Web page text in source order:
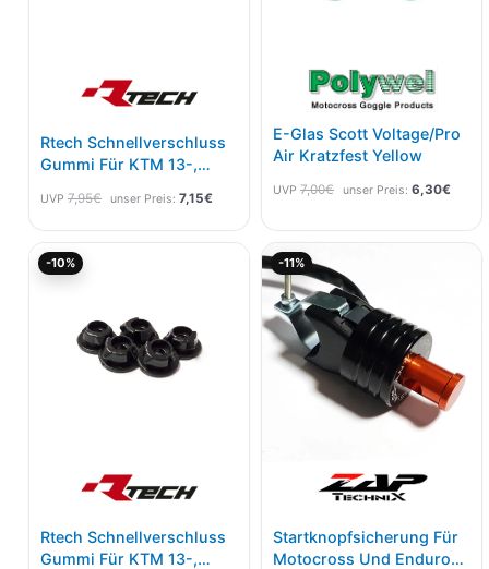
Rtech Schnellverschluss
Gummi Für KTM 13-,
21- 5 Pak Neutral
UVP 7,95€ unser Preis: 7,15€
E-Glas Scott Voltage/Pro
Air Kratzfest Yellow
UVP 7,00€ unser Preis: 6,30€
-10%
Rtech Schnellverschluss
Gummi Für KTM 13-,
-11%
Startknopfsicherung Für
Motocross Und Enduro
war:
35,00€